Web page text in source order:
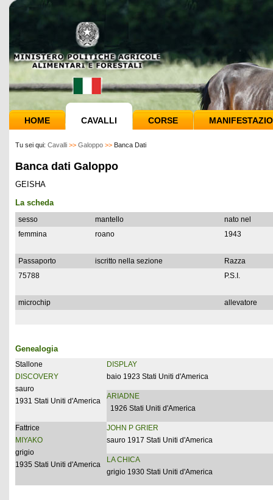
HOME CAVALLI CORSE
Tu sei qui: Cavalli >> Galoppo >> Banca Dati
Banca dati Galoppo
GEISHA
La scheda
sesso mantello
nato nel
femmina
roano 1943
Passaporto iscritto nella sezione
Razza
75788
P.S.I.
microchip allevatore
Genealogia
Stallone
DISCOVERY
sauro
1931 Stati Uniti d'America
DISPLAY
baio 1923 Stati Uniti d'America
ARIADNE
1926 Stati Uniti d'America
Fattrice
MIYAKO
grigio
1935 Stati Uniti d'America
JOHN P GRIER
sauro 1917 Stati Uniti d'America
LA CHICA
grigio 1930 Stati Uniti d'America